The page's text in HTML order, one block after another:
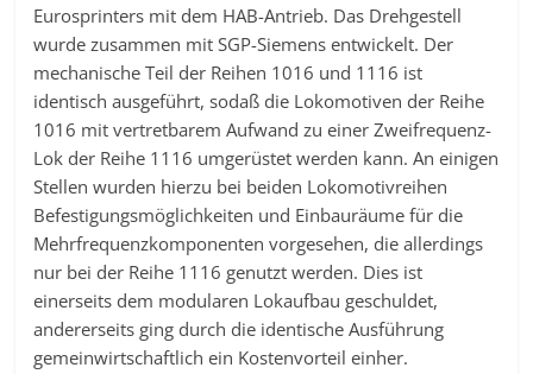
Eurosprinters mit dem HAB-Antrieb. Das Drehgestell
wurde zusammen mit SGP-Siemens entwickelt. Der
mechanische Teil der Reihen 1016 und 1116 ist
identisch ausgeführt, sodaß die Lokomotiven der Reihe
1016 mit vertretbarem Aufwand zu einer Zweifrequenz-
Lok der Reihe 1116 umgerüstet werden kann. An einigen
Stellen wurden hierzu bei beiden Lokomotivreihen
Befestigungsmöglichkeiten und Einbauräume für die
Mehrfrequenzkomponenten vorgesehen, die allerdings
nur bei der Reihe 1116 genutzt werden. Dies ist
einerseits dem modularen Lokaufbau geschuldet,
andererseits ging durch die identische Ausführung
gemeinwirtschaftlich ein Kostenvorteil einher.